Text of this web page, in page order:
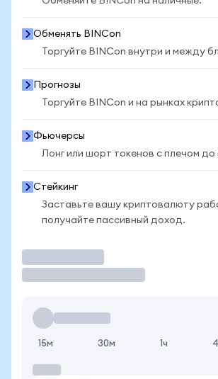
Обменять BINCon
Торгуйте BINCon внутри и между
Прогнозы
Торгуйте BINCon и на рынках
Фьючерсы
Лонг или шорт токенов с плечом до
Стейкинг
Заставьте вашу криптовалюту
получайте пассивный доход.
15м 30м 1ч